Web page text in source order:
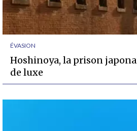
ÉVASION
Hoshinoya, la prison
de luxe